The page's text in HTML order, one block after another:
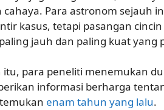
Para astronom sejauh
kasus, tetapi pasangan
jauh dan paling kuat yang
itu, para peneliti menemukan
informasi berharga
enam tahun yang lalu.